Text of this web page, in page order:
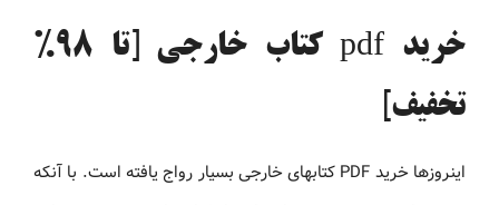
خرید pdf کتاب خارجی [تا 98%
تخفیف]
اینروزها خرید PDF کتاب‎های خارجی بسیار رواج یافته است. با آنکه